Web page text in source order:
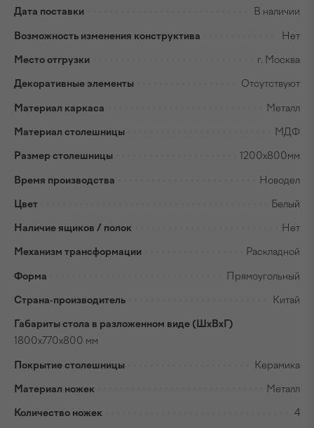
Дата поставки В наличии
Возможность изменения конструктива Нет
Место отгрузки г. Москва
Декоративные элементы Отсутствуют
Материал каркаса Металл
Материал столешницы МДФ
Размер столешницы 1200х800мм
Время производства Новодел
Цвет Белый
Наличие ящиков / полок Нет
Механизм трансформации Раскладной
Форма Прямоугольный
Страна-производитель Китай
Габариты стола в разложенном виде (ШхВхГ)
1800х770х800 мм
Покрытие столешницы Керамика
Материал ножек Металл
Количество ножек 4